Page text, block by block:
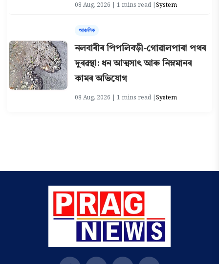
08 Aug, 2026 | 1 mins read |System
আঞ্চলিক
নলবাৰীৰ পিপলিবড়ী-গোৱালপাৰা পথৰ
দুৰৱস্থা: ধন আত্মসাৎ আৰু নিম্নমানৰ
কামৰ অভিযোগ
08 Aug, 2026 | 1 mins read |System